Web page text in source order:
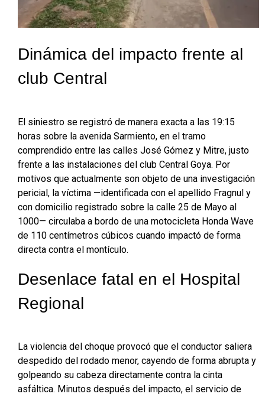
Dinámica del impacto frente al
club Central
El siniestro se registró de manera exacta a las 19:15
horas sobre la avenida Sarmiento, en el tramo
comprendido entre las calles José Gómez y Mitre, justo
frente a las instalaciones del club Central Goya. Por
motivos que actualmente son objeto de una investigación
pericial, la víctima —identificada con el apellido Fragnul y
con domicilio registrado sobre la calle 25 de Mayo al
1000— circulaba a bordo de una motocicleta Honda Wave
de 110 centímetros cúbicos cuando impactó de forma
directa contra el montículo.
Desenlace fatal en el Hospital
Regional
La violencia del choque provocó que el conductor saliera
despedido del rodado menor, cayendo de forma abrupta y
golpeando su cabeza directamente contra la cinta
asfáltica. Minutos después del impacto, el servicio de